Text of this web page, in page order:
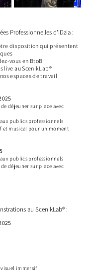
Professionnelles d'iDzia :
disposition qui présentent
vous en BtoB
live au ScenikLab®
espaces de travail
déjeuner sur place avec
aux publics professionnels
et musical pour un moment
publics professionnels
déjeuner sur place avec
au ScenikLab® :
immersif